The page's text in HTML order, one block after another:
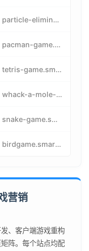
particle-elimination-game.smartwatchmanufacturer.cn
pacman-game.smartwatchmanufacturer.cn
tetris-game.smartwatchmanufacturer.cn
whack-a-mole-game.smartwatchmanufacturer.cn
snake-game.smartwatchmanufacturer.cn
birdgame.smartwatchmanufacturer.cn
营销
、客户端游戏重构
阵。每个站点均配